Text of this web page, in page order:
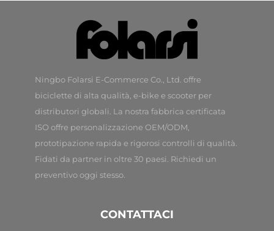
Ningbo Folarsi E-Commerce Co., Ltd. offre
biciclette di alta qualità, e-bike e scooter per
distributori globali. La nostra fabbrica certificata
ISO offre personalizzazione OEM/ODM,
prototipazione rapida e rigorosi controlli di qualità.
Fidati da partner in oltre 30 paesi. Richiedi un
preventivo oggi stesso.
CONTATTACI